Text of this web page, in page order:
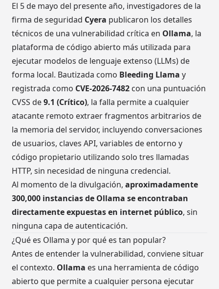
El 5 de mayo del presente año, investigadores de la
firma de seguridad Cyera publicaron los detalles
técnicos de una vulnerabilidad crítica en Ollama, la
plataforma de código abierto más utilizada para
ejecutar modelos de lenguaje extenso (LLMs) de
forma local. Bautizada como Bleeding Llama y
registrada como CVE-2026-7482 con una puntuación
CVSS de9.1 (Crítico), la falla permite a cualquier
atacante remoto extraer fragmentos arbitrarios de
la memoria del servidor, incluyendo conversaciones
de usuarios, claves API, variables de entorno y
código propietario utilizando solo tres llamadas
HTTP, sin necesidad de ninguna credencial.
Al momento de la divulgación, aproximadamente
300,000 instancias de Ollama se encontraban
directamente expuestas en internet público, sin
ninguna capa de autenticación.
¿Qué es Ollama y por qué es tan popular?
Antes de entender la vulnerabilidad, conviene situar
el contexto. Ollama es una herramienta de código
abierto que permite a cualquier persona ejecutar